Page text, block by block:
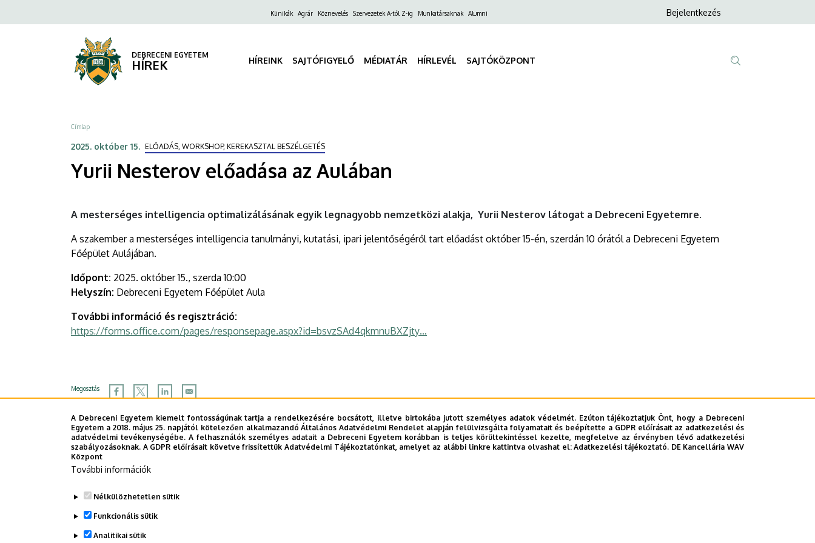
előadása
DEBRECENI
EGYETEM
a
FelsőKlinikák Agrár Köznevelés Szervezetek A-tól Z-ig Munkatársaknak Alumni
Anonim
Bejelentkezés
DEBRECENI EGYETEM
HÍREK HÍREINK SAJTÓFIGYELŐ MÉDIATÁR HÍRLEVÉL SAJTÓKÖZPONT
Morzsa
Címlap
2025. október 15. ELŐADÁS, WORKSHOP, KEREKASZTAL BESZÉLGETÉS
Yurii Nesterov előadása az Aulában
A mesterséges intelligencia optimalizálásának egyik legnagyobb nemzetközi alakja, Yurii Nesterov látogat a Debreceni Egyetemre.
A szakember a mesterséges intelligencia tanulmányi, kutatási, ipari jelentőségéről tart előadást október 15-én, szerdán 10 órától a Debreceni Egyetem
Főépület Aulájában.
Időpont: 2025. október 15., szerda 10:00
Helyszín: Debreceni Egyetem Főépület Aula
További információ és regisztráció:
https://forms.office.com/pages/responsepage.aspx?id=bsvzSAd4qkmnuBXZjty…
Megosztás
A Debreceni Egyetem kiemelt fontosságúnak tartja a rendelkezésére bocsátott, illetve birtokába jutott személyes adatok védelmét. Ezúton tájékoztatjuk Önt, hogy a Debreceni
Egyetem a 2018. május 25. napjától kötelezően alkalmazandó Általános Adatvédelmi Rendelet alapján felülvizsgálta folyamatait és beépítette a GDPR előírásait az adatkezelési és
adatvédelmi tevékenységébe. A felhasználók személyes adatait a Debreceni Egyetem korábban is teljes körültekintéssel kezelte, megfelelve az érvényben lévő adatkezelési
szabályozásoknak. A GDPR előírásait követve frissítettük Adatvédelmi Tájékoztatónkat, amelyet az alábbi linkre kattintva olvashat el:Adatkezelési tájékoztató. DE Kancellária WAV
Központ
További információk
Nélkülözhetetlen sütik
Funkcionális sütik
Analitikai sütik